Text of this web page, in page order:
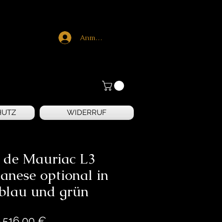
Anmelden
WIDERRUF
Mauriac L3
optional in
und grün